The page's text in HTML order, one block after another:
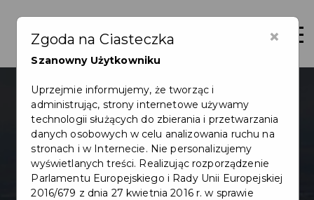
×
Zgoda na Ciasteczka
Szanowny Użytkowniku
Uprzejmie informujemy, że tworząc i
administrując, strony internetowe używamy
technologii służących do zbierania i przetwarzania
danych osobowych w celu analizowania ruchu na
stronach i w Internecie. Nie personalizujemy
wyświetlanych treści. Realizując rozporządzenie
Parlamentu Europejskiego i Rady Unii Europejskiej
2016/679 z dnia 27 kwietnia 2016 r. w sprawie